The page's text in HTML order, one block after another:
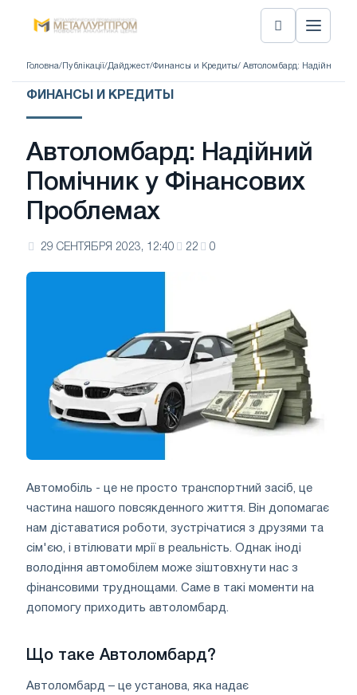
Головна/ Публікації/Дайджест/Финансы и Кредиты/ Автоломбард: Надійний
ФИНАНСЫ И КРЕДИТЫ
Автоломбард: Надійний
Помічник у Фінансових
Проблемах
29 СЕНТЯБРЯ 2023, 12:40 22 0
Автомобіль - це не просто транспортний засіб, це
частина нашого повсякденного життя. Він допомагає
нам діставатися роботи, зустрічатися з друзями та
сім'єю, і втілювати мрії в реальність. Однак іноді
володіння автомобілем може зіштовхнути нас з
фінансовими труднощами. Саме в такі моменти на
допомогу приходить автоломбард.
Що таке Автоломбард?
Автоломбард – це установа, яка надає